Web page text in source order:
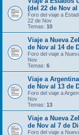
(del 22 de Nov al
Foro del viaje a
22 de Nov
Temas: 10
Viaje a Nueva
de Nov al 14 de
Foro del viaje a
Nov
Temas: 6
Viaje a
de Nov al 13 de
Foro del viaje a
Nov
Temas: 13
Viaje a Nueva
de Nov al 7 de
Foro del viaje a